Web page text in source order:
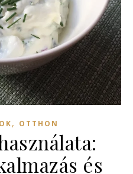
, OTTHON
és